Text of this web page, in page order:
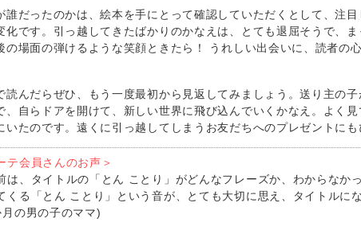
誰だったのかは、絵本を手にとって確認していただくとして、注
化です。引っ越してきたばかりのかなえは、とても退屈そうで、
の場面の弾けるような笑顔ときたら！ うれしい出会いに、読者の
読んだらぜひ、もう一度最初から見返してみましょう。送り主の
、自らドアを開けて、新しい世界に飛び込んでいくかなえ。よく
いたのです。遠くに引っ越してしまうお友だちへのプレゼントにも
テ会員さんのお声＞
は、タイトルの「とん ことり」がどんなフレーズか、わからなか
くる「とん ことり」という音が、とても大切に思え、タイトルに
の男の子のママ)